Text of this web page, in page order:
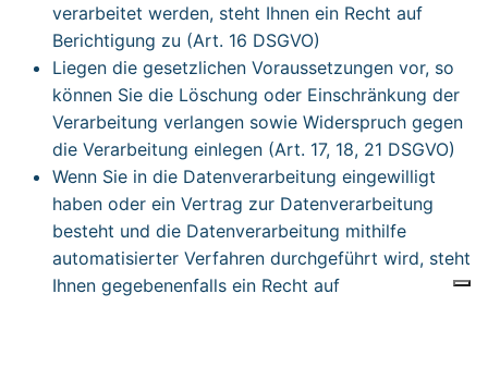
verarbeitet werden, steht Ihnen ein Recht auf
Berichtigung zu (Art. 16 DSGVO)
Liegen die gesetzlichen Voraussetzungen vor, so
können Sie die Löschung oder Einschränkung der
Verarbeitung verlangen sowie Widerspruch gegen
die Verarbeitung einlegen (Art. 17, 18, 21 DSGVO)
Wenn Sie in die Datenver­arbeitung eingewilligt
haben oder ein Vertrag zur Datenverarbeitung
besteht und die Datenverarbeitung mithilfe
automatisierter Verfahren durchgeführt wird, steht
Ihnen gegebenenfalls ein Recht auf